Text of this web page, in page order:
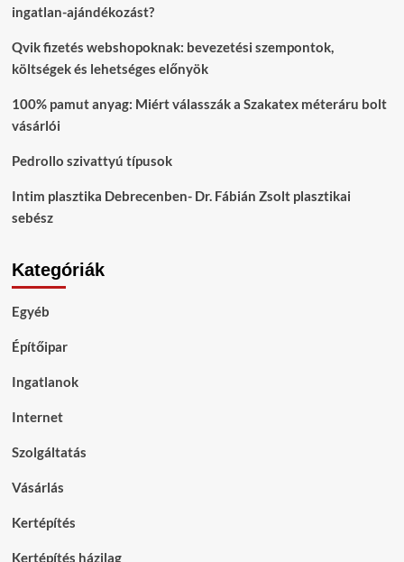
ingatlan-ajándékozást?
Qvik fizetés webshopoknak: bevezetési szempontok,
költségek és lehetséges előnyök
100% pamut anyag: Miért válasszák a Szakatex méteráru bolt
vásárlói
Pedrollo szivattyú típusok
Intim plasztika Debrecenben- Dr. Fábián Zsolt plasztikai
sebész
Kategóriák
Egyéb
Építőipar
Ingatlanok
Internet
Szolgáltatás
Vásárlás
Kertépítés
Kertépítés házilag